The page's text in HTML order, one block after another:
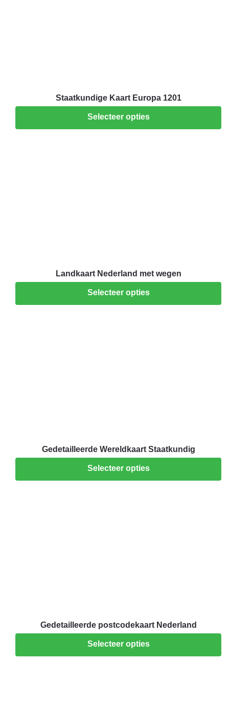
Staatkundige Kaart Europa 1201
Selecteer opties
Landkaart Nederland met wegen
Selecteer opties
Gedetailleerde Wereldkaart Staatkundig
Selecteer opties
Gedetailleerde postcodekaart Nederland
Selecteer opties